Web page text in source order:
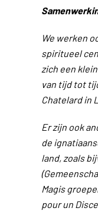
We werken
spiritueel
zich een
van tijd tot
Chatelard in
Er zijn ook
de
land, zoals
Magis
pour un